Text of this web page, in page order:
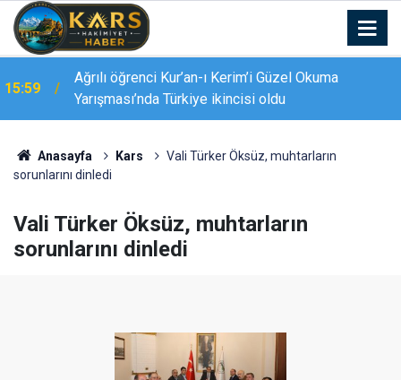
15:59
Ağrılı öğrenci Kur’an-ı Kerim’i Güzel Okuma
Yarışması’nda Türkiye ikincisi oldu
Anasayfa Kars
Vali Türker Öksüz, muhtarların
sorunlarını dinledi
Vali Türker Öksüz, muhtarların
sorunlarını dinledi